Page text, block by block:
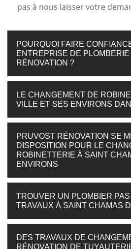
pas à nous laisser votre
POURQUOI FAIRE
ENTREPRISE DE
RÉNOVATION ?
LE CHANGEMENT DE
VILLE ET SES ENVIRONS
PRUVOST RÉNOVATION SE
DISPOSITION POUR LE
ROBINETTERIE À SAINT
ENVIRONS
TROUVER UN PLOMBIER
TRAVAUX À SAINT CHAMAS
DES TRAVAUX DE
RÉNOVATION DE